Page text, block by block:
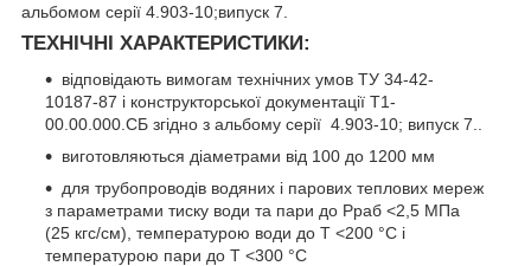
альбомом серії 4.903-10;випуск 7.
ТЕХНІЧНІ ХАРАКТЕРИСТИКИ:
відповідають вимогам технічних умов ТУ 34-42-
10187-87 і конструкторської документації Т1-
00.00.000.СБ згідно з альбому серії 4.903-10; випуск 7..
виготовляються діаметрами від 100 до 1200 мм
для трубопроводів водяних і парових теплових мереж
з параметрами тиску води та пари до Рраб <2,5 МПа
(25 кгс/см), температурою води до Т <200 °C і
температурою пари до Т <300 °C